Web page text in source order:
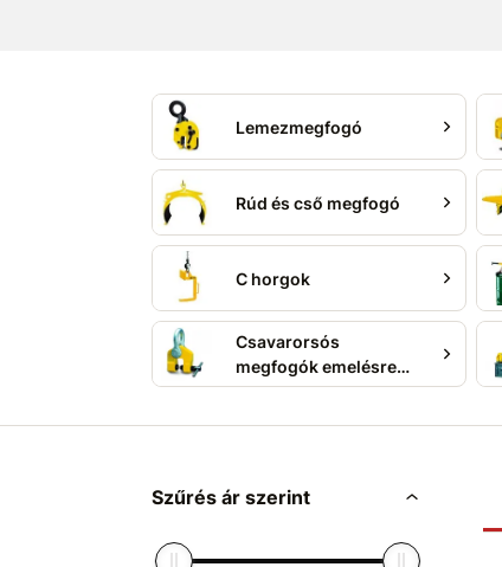
Lemezmegfogó
Rúd és cső megfogó
C horgok
Csavarorsós
megfogók emelésre
és húzásra
Szűrés ár szerint